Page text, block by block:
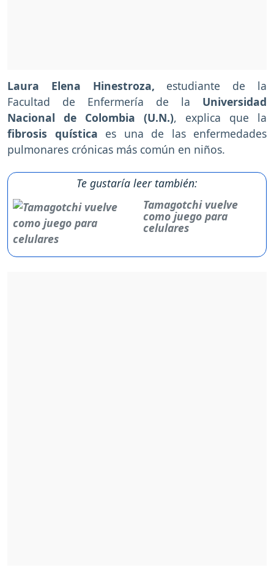
Laura Elena Hinestroza, estudiante de la
Facultad de Enfermería de la Universidad
Nacional de Colombia (U.N.), explica que la
fibrosis quística es una de las enfermedades
pulmonares crónicas más común en niños.
Te gustaría leer también:
Tamagotchi vuelve
como juego para
celulares